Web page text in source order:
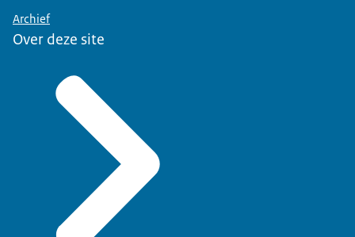
Archief
Over deze site